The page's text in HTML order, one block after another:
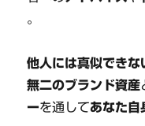
。
他人には真似できな
無二のブランド資産
ーを通してあなた自